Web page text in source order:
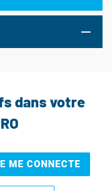
dans votre
ME CONNECTE